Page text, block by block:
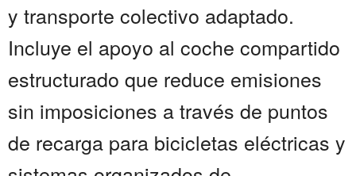
y transporte colectivo adaptado.
Incluye el apoyo al coche compartido
estructurado que reduce emisiones
sin imposiciones a través de puntos
de recarga para bicicletas eléctricas y